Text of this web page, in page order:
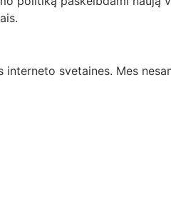
svetaines. Mes